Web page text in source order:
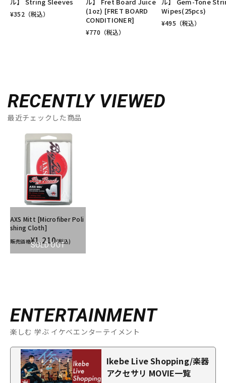
ル】 String Sleeves
¥352（税込）
ル】 Fret Board Juice
(1oz) [FRET BOARD
CONDITIONER]
¥770 （税込）
ル】 Gem-Tone
Wipes(25pcs)
¥495 （税込）
RECENTLY VIEWED
最近チェックした商品
SOLD OUT
AXS Mitt [Microfiber Poli
shing Cloth]
販売価格¥1,210(税込)
ENTERTAINMENT
楽しむ 学ぶ イケベエンターテイメント
Ikebe Live Shopping/楽器
アクセサリ MOVIE一覧